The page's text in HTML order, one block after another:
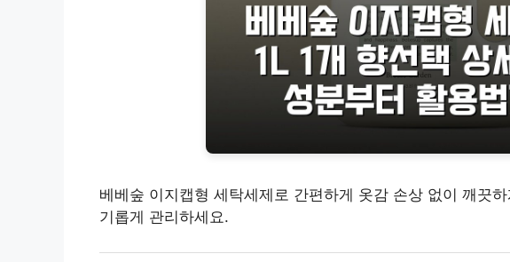
베베숲 이지캡형 세탁세제로 간편하게 옷감 손상 없이 깨끗
기롭게 관리하세요.